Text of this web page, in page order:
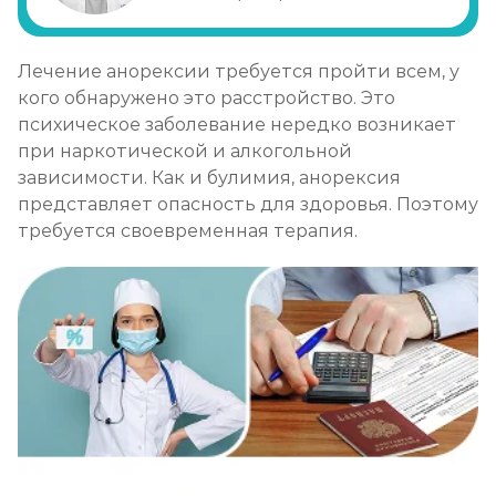
от 1 450 ₽ Записаться
Лечение анорексии требуется пройти всем, у
кого обнаружено это расстройство. Это
психическое заболевание нередко возникает
при наркотической и алкогольной
зависимости. Как и булимия, анорексия
представляет опасность для здоровья. Поэтому
требуется своевременная терапия.